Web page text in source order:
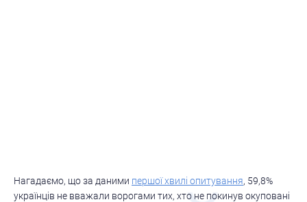
Нагадаємо, що за даними першої хвилі опитування, 59,8%
українців не вважали ворогами тих, хто не покинув окуповані